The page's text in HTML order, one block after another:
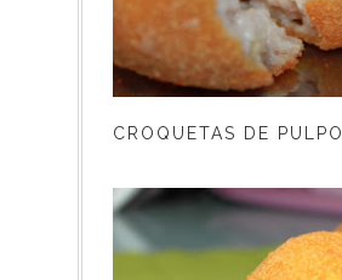
CROQUETAS DE PULPO